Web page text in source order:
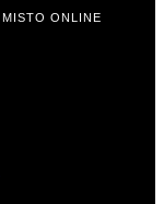
MISTO ONLINE